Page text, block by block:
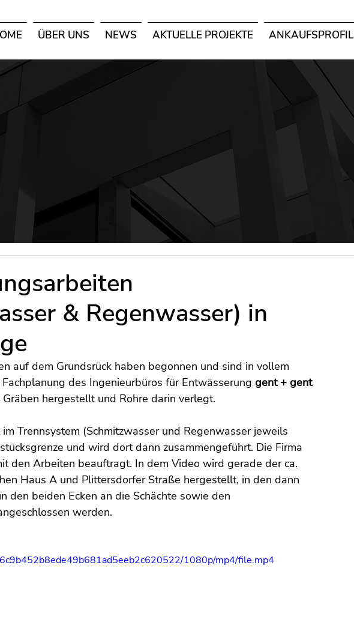
ÜBER UNS NEWS AKTUELLE PROJEKTE ANKAUFSPROFIL
& Regenwasser) in
auf dem Grundsrück haben begonnen und sind in vollem
des Ingenieurbüros für Entwässerung gent + gent
hergestellt und Rohre darin verlegt.
Trennsystem (Schmitzwasser und Regenwasser jeweils
und wird dort dann zusammengeführt. Die Firma
den Arbeiten beauftragt. In dem Video wird gerade der ca.
Haus A und Plittersdorfer Straße hergestellt, in den dann
den beiden Ecken an die Schächte sowie den
werden.
1080p/mp4/file.mp4